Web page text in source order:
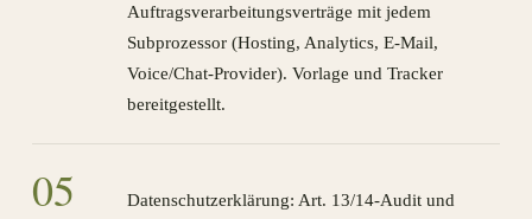
Auftragsverarbeitungsverträge mit jedem
Subprozessor (Hosting, Analytics, E-Mail,
Voice/Chat-Provider). Vorlage und Tracker
bereitgestellt.
05
Datenschutzerklärung: Art. 13/14-Audit und